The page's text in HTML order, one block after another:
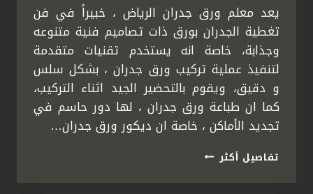
يعد معلم ورق جدران الرياض ، خبيراً في فن
تغطية الجدران بورق ذات تصاميم فنية متنوعه
وجذابة، خاصة انه يستخدم تقنيات متقدمة
لتنفيذ عملية تركيب ورق جدران ، بشكل سلس
و دقيق، ويقوم بالتحضير الجيد اثناء التركيب،
كما ان طباعة ورق جدران ، لها دور حاسم في
تجديد الأماكن ، خاصة ان ديكور ورق جدران…
تفاصيل أكثر معلم
ورق
جدران